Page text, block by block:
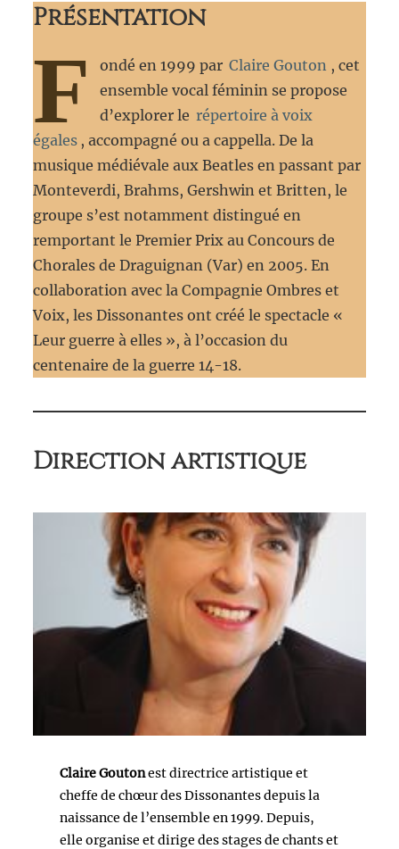
Présentation
F ondé en 1999 par Claire Gouton , cet
ensemble vocal féminin se propose
d’explorer le répertoire à voix
égales , accompagné ou a cappella. De la
musique médiévale aux Beatles en passant par
Monteverdi, Brahms, Gershwin et Britten, le
groupe s’est notamment distingué en
remportant le Premier Prix au Concours de
Chorales de Draguignan (Var) en 2005. En
collaboration avec la Compagnie Ombres et
Voix, les Dissonantes ont créé le spectacle «
Leur guerre à elles », à l’occasion du
centenaire de la guerre 14-18.
Direction artistique
Claire Goutonest directrice artistique et
cheffe de chœur des Dissonantes depuis la
naissance de l’ensemble en 1999. Depuis,
elle organise et dirige des stages de chants et